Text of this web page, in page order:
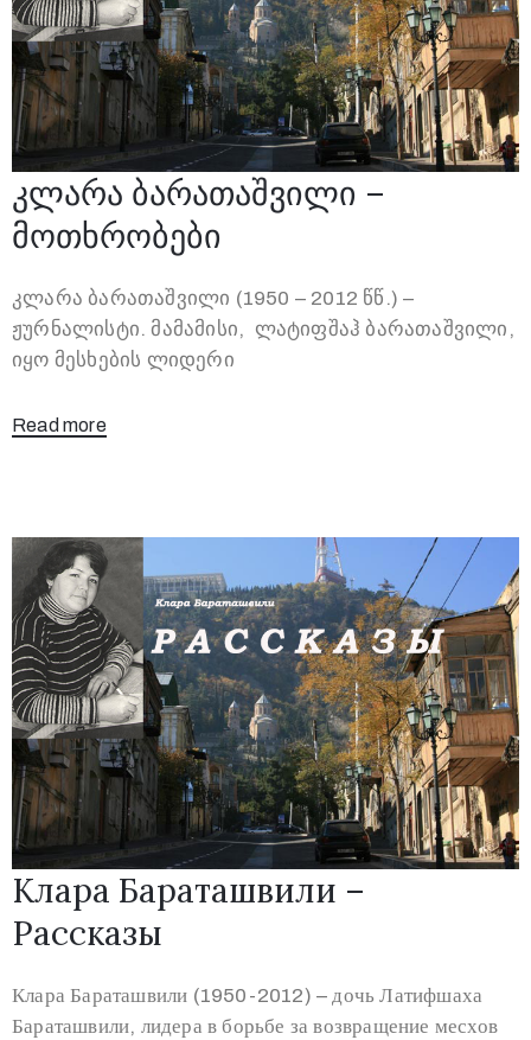
კლარა ბარათაშვილი –
მოთხრობები
კლარა ბარათაშვილი (1950 – 2012 წწ.) –
ჟურნალისტი. მამამისი, ლატიფშაჰ ბარათაშვილი,
იყო მესხების ლიდერი
Read more
Клара Бараташвили –
Рассказы
Клара Бараташвили (1950-2012) – дочь Латифшаха
Бараташвили, лидера в борьбе за возвращение месхов